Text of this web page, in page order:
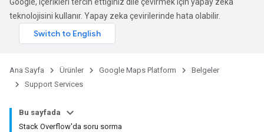
teknolojisini kullanır. Yapay zeka çevirilerinde hata olabilir.
Ana Sayfa Ürünler Google Maps Platform
Belgeler
Support Services
Bu sayfada
Stack Overflow'da soru sorma